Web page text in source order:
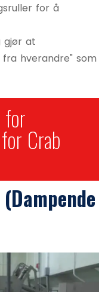
for å
gjør at
hverandre" som
for
Crab